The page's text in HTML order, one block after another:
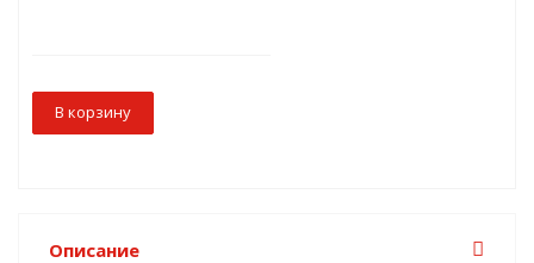
В корзину
Описание